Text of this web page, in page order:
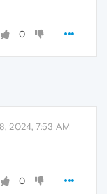
0
2024, 7:53 AM
0